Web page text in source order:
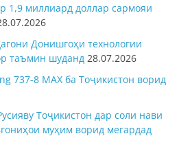
1,9 миллиард доллар сармояи
Донишгоҳи технологии
таъмин шуданд 28.07.2026
737-8 MAX ба Тоҷикистон ворид
Тоҷикистон дар соли нави
муҳим ворид мегардад